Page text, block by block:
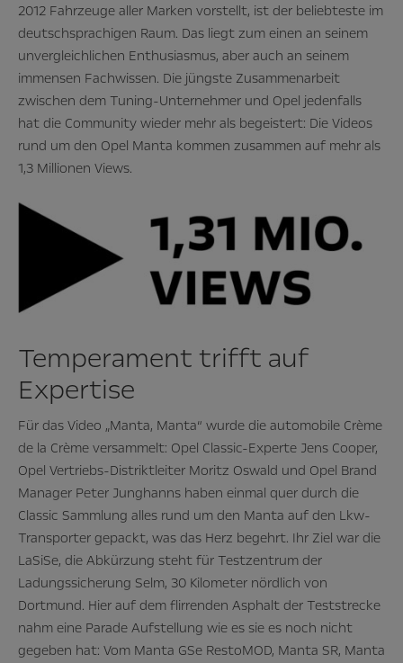
2012 Fahrzeuge aller Marken vorstellt, ist der beliebteste im
deutschsprachigen Raum. Das liegt zum einen an seinem
unvergleichlichen Enthusiasmus, aber auch an seinem
immensen Fachwissen. Die jüngste Zusammenarbeit
zwischen dem Tuning-Unternehmer und Opel jedenfalls
hat die Community wieder mehr als begeistert: Die Videos
rund um den Opel Manta kommen zusammen auf mehr als
1,3 Millionen Views.
Temperament trifft auf
Expertise
Für das Video „Manta, Manta“ wurde die automobile Crème
de la Crème versammelt: Opel Classic-Experte Jens Cooper,
Opel Vertriebs-Distriktleiter Moritz Oswald und Opel Brand
Manager Peter Junghanns haben einmal quer durch die
Classic Sammlung alles rund um den Manta auf den Lkw-
Transporter gepackt, was das Herz begehrt. Ihr Ziel war die
LaSiSe, die Abkürzung steht für Testzentrum der
Ladungssicherung Selm, 30 Kilometer nördlich von
Dortmund. Hier auf dem flirrenden Asphalt der Teststrecke
nahm eine Parade Aufstellung wie es sie es noch nicht
gegeben hat: Vom Manta GSe RestoMOD, Manta SR, Manta